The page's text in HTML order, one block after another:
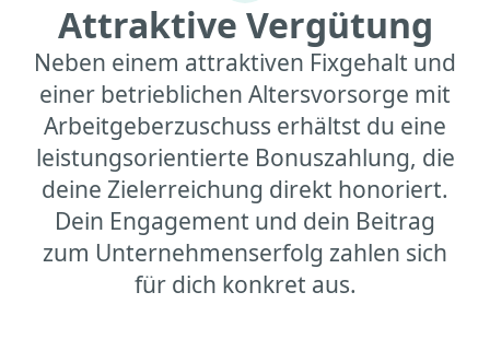
Attraktive Vergütung
Neben einem attraktiven Fixgehalt und
einer betrieblichen Altersvorsorge mit
Arbeitgeberzuschuss erhältst du eine
leistungsorientierte Bonuszahlung, die
deine Zielerreichung direkt honoriert.
Dein Engagement und dein Beitrag
zum Unternehmenserfolg zahlen sich
für dich konkret aus.